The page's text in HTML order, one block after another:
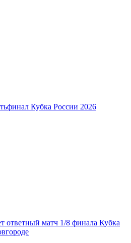
Кубка России 2026
ответный матч 1/8 финала Кубка